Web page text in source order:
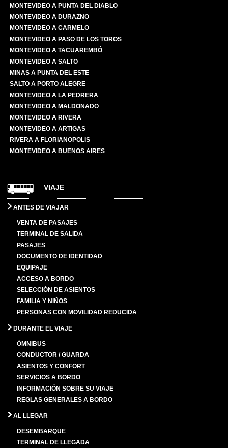
MONTEVIDEO A PUNTA DEL DIABLO
MONTEVIDEO A DURAZNO
MONTEVIDEO A CARMELO
MONTEVIDEO A PASO DE LOS TOROS
MONTEVIDEO A TACUAREMBÓ
MONTEVIDEO A SALTO
MINAS A PUNTA DEL ESTE
SALTO A PORTO ALEGRE
MONTEVIDEO A LA PEDRERA
MONTEVIDEO A MALDONADO
MONTEVIDEO A RIVERA
MONTEVIDEO A ARTIGAS
RIVERA A FLORIANOPOLIS
MONTEVIDEO A BUENOS AIRES
VIAJE
ANTES DE VIAJAR
VENTA DE PASAJES
TERMINAL DE SALIDA
PASAJES
DOCUMENTO DE IDENTIDAD
EQUIPAJE
ACCESO A BORDO
SELECCIÓN DE ASIENTOS
FAMILIA Y NIÑOS
PERSONAS CON MOVILIDAD REDUCIDA
DURANTE EL VIAJE
ÓMNIBUS
CONDUCTOR / GUARDA
ASIENTOS Y CONFORT
SERVICIOS A BORDO
INFORMACIÓN SOBRE SU VIAJE
REGLAS GENERALES A BORDO
AL LLEGAR
DESEMBARQUE
TERMINAL DE LLEGADA